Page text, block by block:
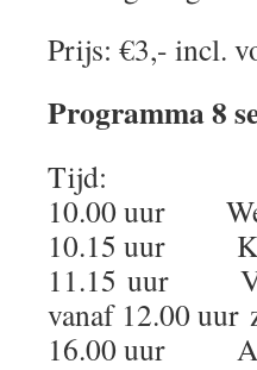
Prijs: €3,- incl.
Programma 8
Tijd:
10.00 uur
10.15 uur
11.15 uur
vanaf 12.00 uur
16.00 uur